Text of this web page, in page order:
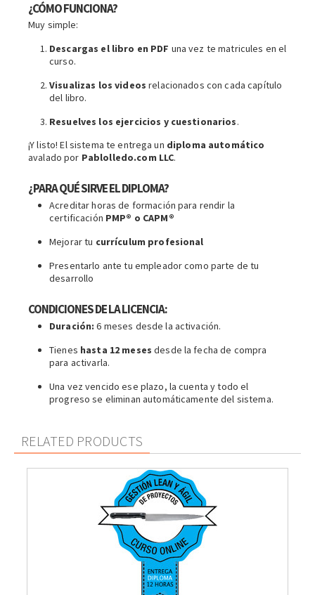
¿CÓMO FUNCIONA?
Muy simple:
Descargas el libro en PDF una vez te matricules en el
curso.
Visualizas los videos relacionados con cada capítulo
del libro.
Resuelves los ejercicios y cuestionarios.
¡Y listo! El sistema te entrega un diploma automático
avalado por Pablolledo.com LLC.
¿PARA QUÉ SIRVE EL DIPLOMA?
Acreditar horas de formación para rendir la
certificación PMP® o CAPM®
Mejorar tu currículum profesional
Presentarlo ante tu empleador como parte de tu
desarrollo
CONDICIONES DE LA LICENCIA:
Duración: 6 meses desde la activación.
Tienes hasta 12 meses desde la fecha de compra
para activarla.
Una vez vencido ese plazo, la cuenta y todo el
progreso se eliminan automáticamente del sistema.
RELATED PRODUCTS